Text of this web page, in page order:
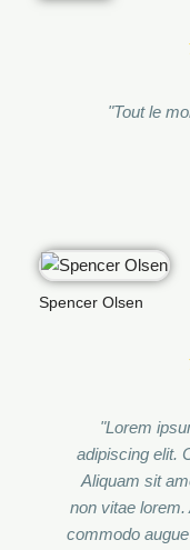
"Tout le
Spencer Olsen
"Lorem
adipiscing elit.
Aliquam sit
non vitae
commodo